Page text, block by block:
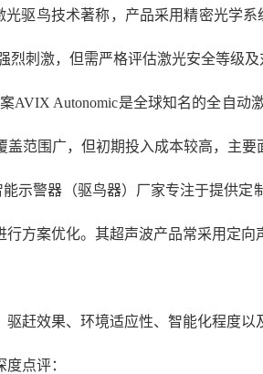
驱鸟技术著称，产品采用精密光学
刺激，但需严格评估激光安全等级及
AVIX Autonomic是全球知名的全自
范围广，但初期投入成本较高，主要
示警器（驱鸟器）厂家专注于提供
方案优化。其超声波产品常采用定向
赶效果、环境适应性、智能化程度
点评：